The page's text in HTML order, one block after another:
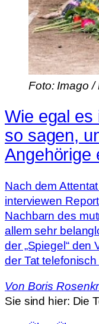
Foto: Imago /
Wie egal es
so sagen,
Angehörige
Nach dem
interviewen
Nachbarn des
allem sehr
der „Spiegel“ den
der Tat
Von Boris
Sie sind hier: Die